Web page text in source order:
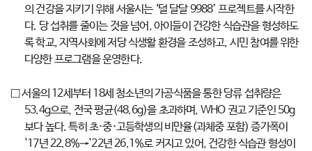
의 건강을 지키기 위해 서울시는 ‘덜 달달 9988’ 프로젝트를 시작한
다. 당 섭취를 줄이는 것을 넘어, 아이들이 건강한 식습관을 형성하도
록 학교, 지역사회에 저당 식생활 환경을 조성하고, 시민 참여를 위한
다양한 프로그램을 운영한다.
□ 서울의 12세부터 18세 청소년의 가공식품을 통한 당류 섭취량은
53.4g으로, 전국 평균(48.6g)을 초과하며, WHO 권고 기준인 50g
보다 높다. 특히 초·중·고등학생의 비만율(과체중 포함) 증가폭이
'17년 22.8%→'22년 26.1%로 커지고 있어, 건강한 식습관 형성이